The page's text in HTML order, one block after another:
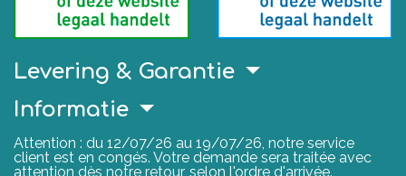
Levering & Garantie
Informatie
Attention : du 12/07/26 au 19/07/26, notre service
client est en congés. Votre demande sera traitée avec
attention dès notre retour, selon l'ordre d'arrivée.